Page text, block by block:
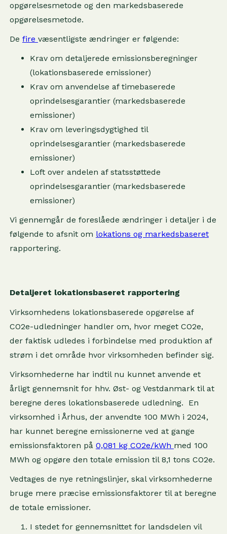
opgørelsesmetode og den markedsbaserede
opgørelsesmetode.
De fire væsentligste ændringer er følgende:
Krav om detaljerede emissionsberegninger
(lokationsbaserede emissioner)
Krav om anvendelse af timebaserede
oprindelsesgarantier (markedsbaserede
emissioner)
Krav om leveringsdygtighed til
oprindelsesgarantier (markedsbaserede
emissioner)
Loft over andelen af statsstøttede
oprindelsesgarantier (markedsbaserede
emissioner)
Vi gennemgår de foreslåede ændringer i detaljer i de
følgende to afsnit om lokations og markedsbaseret
rapportering.
Detaljeret lokationsbaseret rapportering
Virksomhedens lokationsbaserede opgørelse af
CO2e-udledninger handler om, hvor meget CO2e,
der faktisk udledes i forbindelse med produktion af
strøm i det område hvor virksomheden befinder sig.
Virksomhederne har indtil nu kunnet anvende et
årligt gennemsnit for hhv. Øst- og Vestdanmark til at
beregne deres lokationsbaserede udledning. En
virksomhed i Århus, der anvendte 100 MWh i 2024,
har kunnet beregne emissionerne ved at gange
emissionsfaktoren på 0,081 kg CO2e/kWh med 100
MWh og opgøre den totale emission til 8,1 tons CO2e.
Vedtages de nye retningslinjer, skal virksomhederne
bruge mere præcise emissionsfaktorer til at beregne
de totale emissioner.
I stedet for gennemsnittet for landsdelen vil